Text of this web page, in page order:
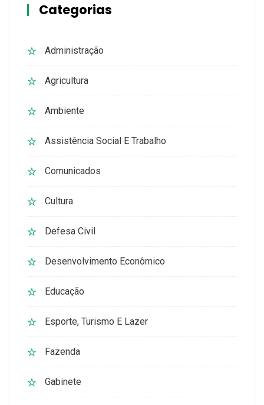
Categorias
Administração
Agricultura
Ambiente
Assistência Social E Trabalho
Comunicados
Cultura
Defesa Civil
Desenvolvimento Econômico
Educação
Esporte, Turismo E Lazer
Fazenda
Gabinete